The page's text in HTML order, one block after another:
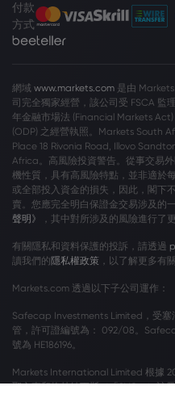
付款
方式
網域 www.markets.com 是由
司完全獨家經營，該公司受 FSCA 監
年金融市場法 (Financial Markets
(ODP) 之經營執照。Markets South
Place 18 Rivonia Road, Illovo
Africa。高風險投資警告。從事交易
機性質，具有高風險特點，並非適於
或全部投入資金的損失，因此，閣下
賣。您應完全明白保證金交易涉及的
聲明》
，其中對所涉及的風險進行了
有關隱私和資料保護的投訴，請透過
讀我們的隱私權政策 ，以了解更多有
Markets.com 透過以下子公司運作：
Safecap Investments Limited，受塞
管，許可證編號為： 092/08。
號為 HE186196。
Markets International Limited 根據
聖文森和格林納丁斯（「SVG」）註